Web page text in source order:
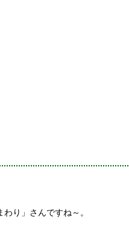
り」さんですね～。